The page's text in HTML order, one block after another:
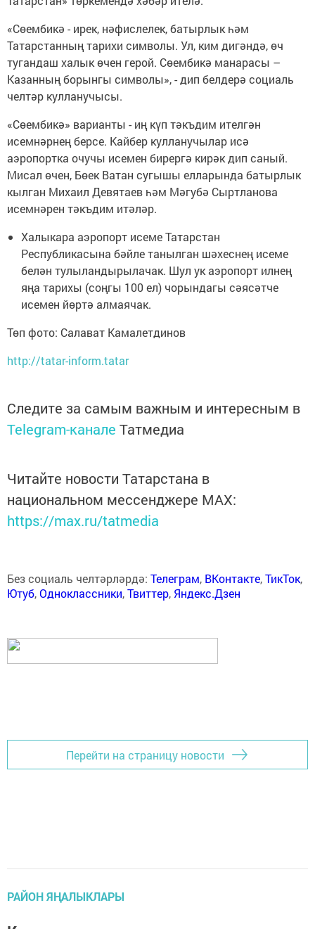
«Сөембикә - ирек, нәфислелек, батырлык һәм
Татарстанның тарихи символы. Ул, ким дигәндә, өч
тугандаш халык өчен герой. Сөембикә манарасы –
Казанның борынгы символы», - дип белдерә социаль
челтәр кулланучысы.
«Сөембикә» варианты - иң күп тәкъдим ителгән
исемнәрнең берсе. Кайбер кулланучылар исә
аэропортка очучы исемен бирергә кирәк дип саный.
Мисал өчен, Бөек Ватан сугышы елларында батырлык
кылган Михаил Девятаев һәм Мәгубә Сыртланова
исемнәрен тәкъдим итәләр.
Халыкара аэропорт исеме Татарстан
Республикасына бәйле танылган шәхеснең исеме
белән тулыландырылачак. Шул ук аэропорт илнең
яңа тарихы (соңгы 100 ел) чорындагы сәясәтче
исемен йөртә алмаячак.
Төп фото: Салават Камалетдинов
http://tatar-inform.tatar
Следите за самым важным и интересным в
Telegram-канале Татмедиа
Читайте новости Татарстана в
национальном мессенджере MАХ:
https://max.ru/tatmedia
Без социаль челтәрләрдә: Телеграм, ВКонтакте,ТикТок,
Ютуб,Одноклассники,Твиттер, Яндекс.Дзен
Перейти на страницу новости
РАЙОН ЯҢАЛЫКЛАРЫ